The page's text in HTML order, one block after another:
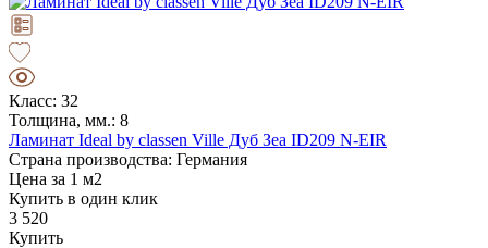
Класс: 32
Толщина, мм.: 8
Ламинат Ideal by classen Ville Дуб Зеа ID209 N-EIR
Страна производства: Германия
Цена за 1 м2
Купить в один клик
3 520
Купить